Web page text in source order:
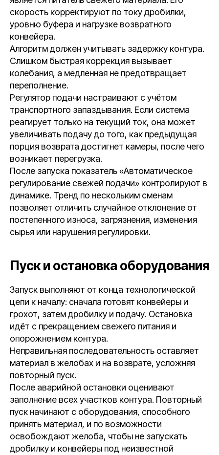
скорость корректируют по току дробилки,
уровню буфера и нагрузке возвратного
конвейера.
Алгоритм должен учитывать задержку контура.
Слишком быстрая коррекция вызывает
колебания, а медленная не предотвращает
переполнение.
Регулятор подачи настраивают с учётом
транспортного запаздывания. Если система
реагирует только на текущий ток, она может
увеличивать подачу до того, как предыдущая
порция возврата достигнет камеры, после чего
возникает перегрузка.
После запуска показатель «Автоматическое
регулирование свежей подачи» контролируют в
динамике. Тренд по нескольким сменам
позволяет отличить случайное отклонение от
постепенного износа, загрязнения, изменения
сырья или нарушения регулировки.
Пуск и остановка оборудования
Запуск выполняют от конца технологической
цепи к началу: сначала готовят конвейеры и
грохот, затем дробилку и подачу. Остановка
идёт с прекращением свежего питания и
опорожнением контура.
Неправильная последовательность оставляет
материал в желобах и на возврате, усложняя
повторный пуск.
После аварийной остановки оценивают
заполнение всех участков контура. Повторный
пуск начинают с оборудования, способного
принять материал, и по возможности
освобождают желоба, чтобы не запускать
дробилку и конвейеры под неизвестной